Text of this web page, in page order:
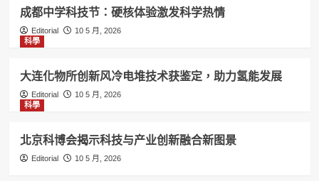
成都中学科技节：硬核体验激发科学热情
Editorial
10 5 月, 2026
科學
大连化物所创新风冷电堆技术获鉴定，助力氢能发展
Editorial
10 5 月, 2026
科學
北京科博会揭示科技与产业创新融合新图景
Editorial 10 5 月, 2026